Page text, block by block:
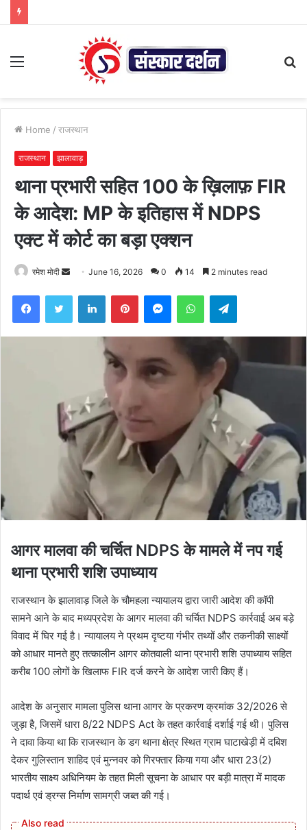
Menu
Home / राजस्थान
राजस्थान झालावाड़
थाना प्रभारी सहित 100 के ख़िलाफ़ FIR
के आदेश: MP के इतिहास में NDPS
एक्ट में कोर्ट का बड़ा एक्शन
रमेश मोदी
Send
email
June 16, 2026 0 14 2 minutes read
FacebookTwitter LinkedInPinterestMessengerWhatsAppTelegram
आगर मालवा की चर्चित NDPS के मामले में नप गई
थाना प्रभारी शशि उपाध्याय
राजस्थान के झालावाड़ जिले के चौमहला न्यायालय द्वारा जारी आदेश की कॉपी
सामने आने के बाद मध्यप्रदेश के आगर मालवा की चर्चित NDPS कार्रवाई अब बड़े
विवाद में घिर गई है। न्यायालय ने प्रथम दृष्टया गंभीर तथ्यों और तकनीकी साक्ष्यों
को आधार मानते हुए तत्कालीन आगर कोतवाली थाना प्रभारी शशि उपाध्याय सहित
करीब 100 लोगों के खिलाफ FIR दर्ज करने के आदेश जारी किए हैं।
आदेश के अनुसार मामला पुलिस थाना आगर के प्रकरण क्रमांक 32/2026 से
जुड़ा है, जिसमें धारा 8/22 NDPS Act के तहत कार्रवाई दर्शाई गई थी। पुलिस
ने दावा किया था कि राजस्थान के डग थाना क्षेत्र स्थित ग्राम घाटाखेड़ी में दबिश
देकर गुलिस्तान शाहिद एवं मुन्नवर को गिरफ्तार किया गया और धारा 23(2)
भारतीय साक्ष्य अधिनियम के तहत मिली सूचना के आधार पर बड़ी मात्रा में मादक
पदार्थ एवं ड्रग्स निर्माण सामग्री जब्त की गई।